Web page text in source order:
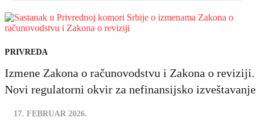
PRIVREDA
Izmene Zakona o računovodstvu i Zakona o reviziji.
Novi regulatorni okvir za nefinansijsko izveštavanje
17. FEBRUAR 2026.